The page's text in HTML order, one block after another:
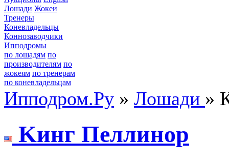
Лошади Жокеи
Тренеры
Коневладельцы
Коннозаводчики
Ипподромы
по лошадям по
производителям по
жокеям по тренерам
по коневладельцам
Ипподром.Ру » Лошади »
Kинг Пеллиноp